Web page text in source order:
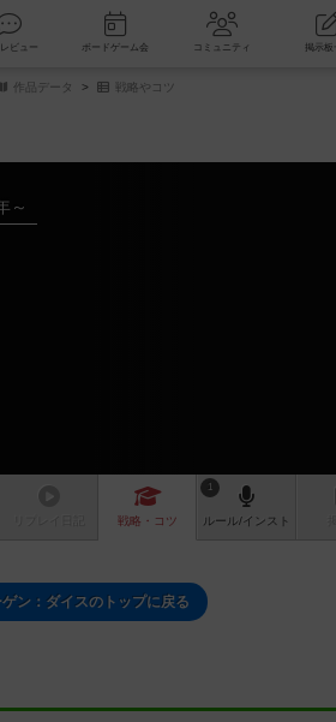
新着レビュー ボードゲーム会 コミュニティ
作品データ 戦略やコツ
～
戦略 ・コツ
1
ルール/インスト
ン：ダイスのトップに戻る